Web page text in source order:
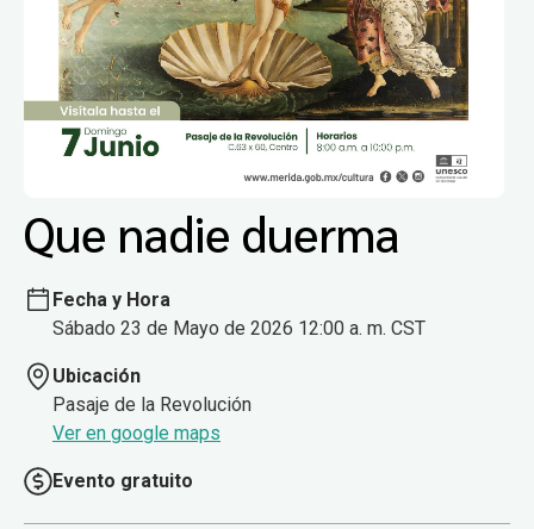
Que nadie duerma
Fecha y Hora
Sábado 23 de Mayo de 2026 12:00 a. m. CST
Ubicación
Pasaje de la Revolución
Ver en google maps
Evento gratuito